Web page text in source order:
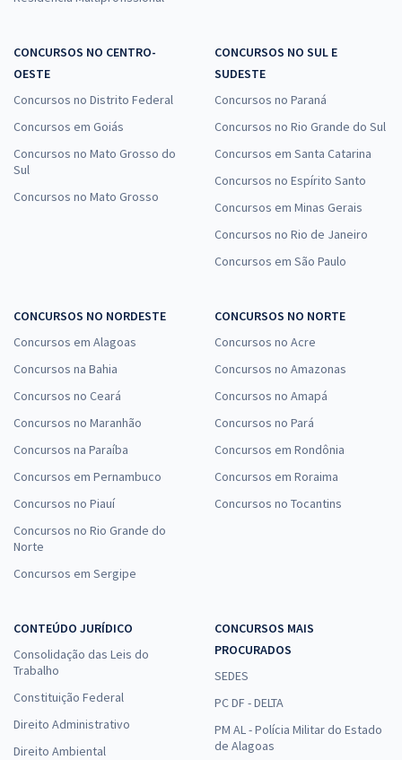
CONCURSOS NO CENTRO-
OESTE
Concursos no Distrito Federal
Concursos em Goiás
Concursos no Mato Grosso do
Sul
Concursos no Mato Grosso
CONCURSOS NO SUL E
SUDESTE
Concursos no Paraná
Concursos no Rio Grande do Sul
Concursos em Santa Catarina
Concursos no Espírito Santo
Concursos em Minas Gerais
Concursos no Rio de Janeiro
Concursos em São Paulo
CONCURSOS NO NORDESTE
Concursos em Alagoas
Concursos na Bahia
Concursos no Ceará
Concursos no Maranhão
Concursos na Paraíba
Concursos em Pernambuco
Concursos no Piauí
Concursos no Rio Grande do
Norte
Concursos em Sergipe
CONCURSOS NO NORTE
Concursos no Acre
Concursos no Amazonas
Concursos no Amapá
Concursos no Pará
Concursos em Rondônia
Concursos em Roraima
Concursos no Tocantins
CONTEÚDO JURÍDICO
Consolidação das Leis do
Trabalho
Constituição Federal
Direito Administrativo
Direito Ambiental
CONCURSOS MAIS
PROCURADOS
SEDES
PC DF - DELTA
PM AL - Polícia Militar do Estado
de Alagoas